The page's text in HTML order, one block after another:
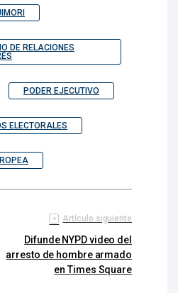
DE RELACIONES
PODER EJECUTIVO
ELECTORALES
Artículo siguiente
Difunde NYPD video del
arresto de hombre armado
en Times Square